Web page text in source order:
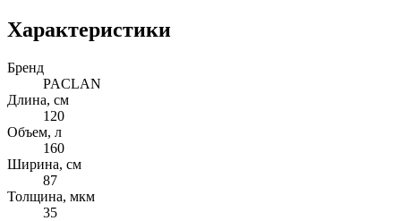
Характеристики
Бренд
PACLAN
Длина, см
120
Объем, л
160
Ширина, см
87
Толщина, мкм
35